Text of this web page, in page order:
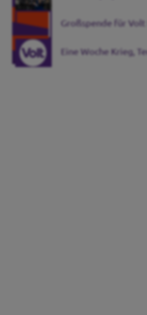
Großspende für Volt
Eine Woche Krieg,